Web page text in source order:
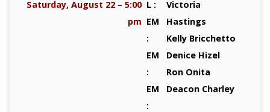
Saturday, August 22 – 5:00
pm
L :
EM
:
EM
:
EM
:
Victoria
Hastings
Kelly Bricchetto
Denice Hizel
Ron Onita
Deacon Charley